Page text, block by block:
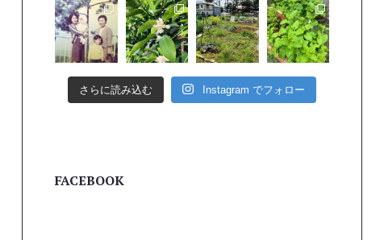
さらに読み込む Instagram でフォロー
FACEBOOK